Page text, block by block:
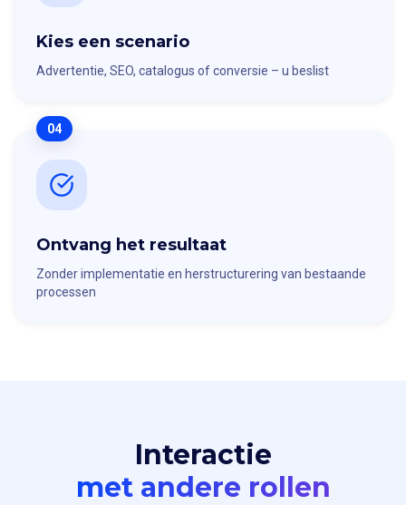
Kies een scenario
Advertentie, SEO, catalogus of conversie – u beslist
04
Ontvang het resultaat
Zonder implementatie en herstructurering van bestaande
processen
Interactie
met andere rollen